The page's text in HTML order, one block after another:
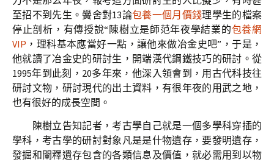
至招不到先生。黌舍對13論包養一個月價錢理學生的檔案
停止剖析，有傳授說“陳樹立是師范年夜學結業的包養網
VIP ，理科基本應當好一點，讓他來做冶金史吧”，于是，
他就讀了冶金史的研討生，開端漢代鋼鐵技巧的研討。從
1995年到此刻，20多年來，他深入領會到，用古代科技往
研討文物，研討現代的出土資料，有很年夜的用武之地，
也有很好的成長空間。
陳樹立告知記者，考古學自己就是一個多學科穿插的
學科，考古學的研討對象凡是是什物遺存，要發明遺存，
發掘和闡釋遺存包含的各類信息及價值，就必需用到以物